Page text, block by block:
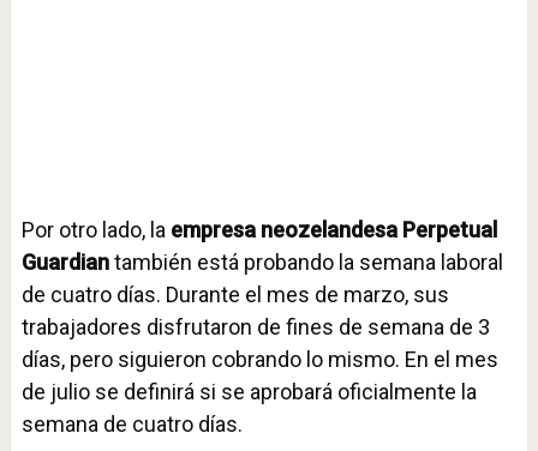
Por otro lado, la empresa neozelandesa Perpetual
Guardiantambién está probando la semana laboral
de cuatro días. Durante el mes de marzo, sus
trabajadores disfrutaron de fines de semana de 3
días, pero siguieron cobrando lo mismo. En el mes
de julio se definirá si se aprobará oficialmente la
semana de cuatro días.